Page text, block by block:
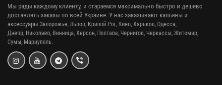
Мы рады каждому клиенту, и стараемся максимально быстро и дешево
доставлять заказы по всей Украине. У нас заказывают кальяны и
аксессуары Запорожье, Львов, Кривой Рог, Киев, Харьков, Одесса,
Днепр, Николаев, Винница, Херсон, Полтава, Чернигов, Черкассы, Житомир,
Сумы, Мариуполь.